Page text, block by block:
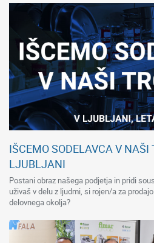
IŠCEMO SODELAVCA V NAŠI
LJUBLJANI
Postani obraz našega podjetja in pridi
uživaš v delu z ljudmi, si rojen/a za
delovnega okolja?